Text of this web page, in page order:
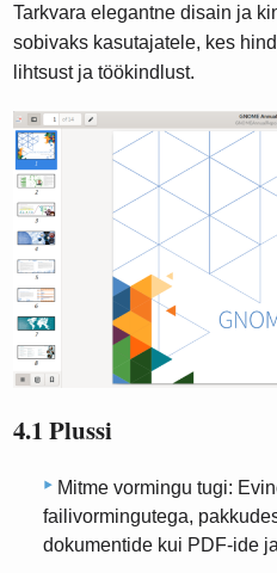
Tarkvara elegantne disain ja
sobivaks kasutajatele, kes
lihtsust ja töökindlust.
4.1 Plussi
Mitme vormingu tugi:
failivormingutega,
dokumentide kui PDF-ide